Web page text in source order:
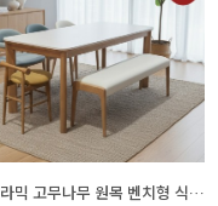
지젤 세라믹 고무나무 원목 벤치형 식탁 4인용/6인용 세트 700-237